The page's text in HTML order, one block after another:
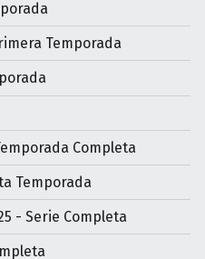
Temporada
Completa
Temporada
- Serie Completa